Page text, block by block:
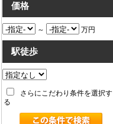
価格
～ 万円
駅徒歩
さらにこだわり条件を選択す
る